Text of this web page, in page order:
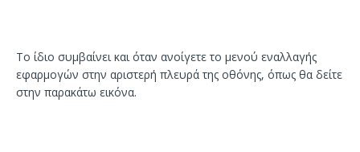
Το ίδιο συμβαίνει και όταν ανοίγετε το μενού εναλλαγής
εφαρμογών στην αριστερή πλευρά της οθόνης, όπως θα δείτε
στην παρακάτω εικόνα.